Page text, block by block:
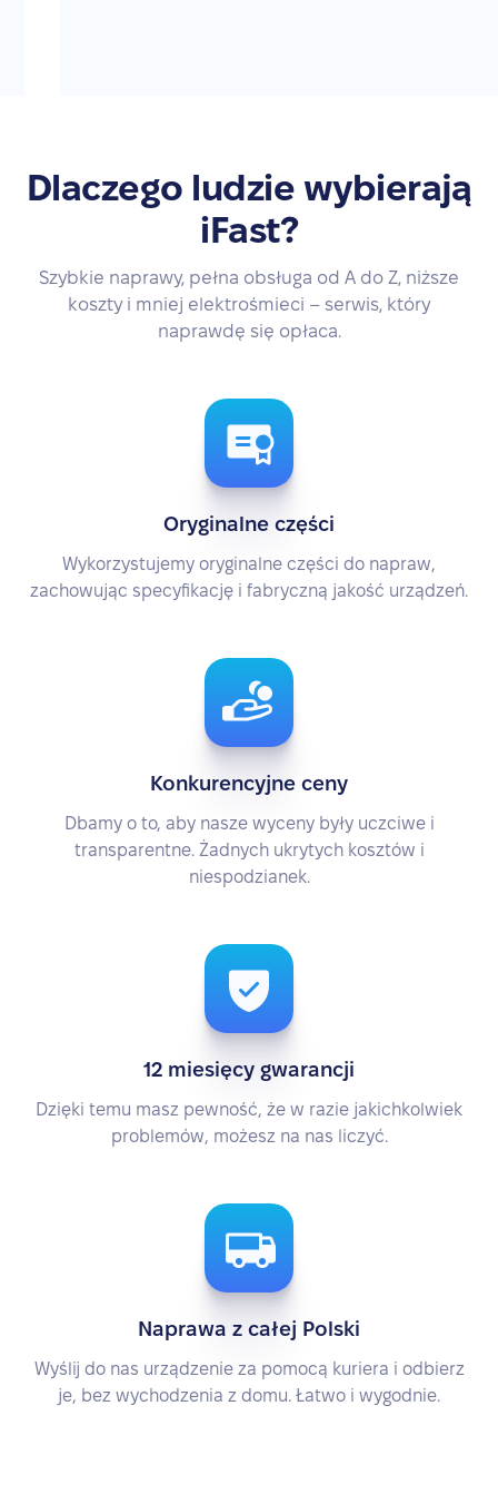
Dlaczego ludzie wybierają
iFast?
Szybkie naprawy, pełna obsługa od A do Z, niższe
koszty i mniej elektrośmieci – serwis, który
naprawdę się opłaca.
Oryginalne części
Wykorzystujemy oryginalne części do napraw,
zachowując specyfikację i fabryczną jakość urządzeń.
Konkurencyjne ceny
Dbamy o to, aby nasze wyceny były uczciwe i
transparentne. Żadnych ukrytych kosztów i
niespodzianek.
12 miesięcy gwarancji
Dzięki temu masz pewność, że w razie jakichkolwiek
problemów, możesz na nas liczyć.
Naprawa z całej Polski
Wyślij do nas urządzenie za pomocą kuriera i odbierz
je, bez wychodzenia z domu. Łatwo i wygodnie.